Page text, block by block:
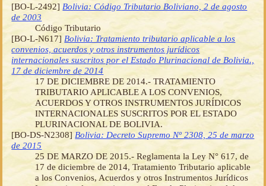
[BO-L-2492] Bolivia: Código Tributario Boliviano, 2 de agosto
de 2003
Código Tributario
[BO-L-N617] Bolivia: Tratamiento tributario aplicable a los
convenios, acuerdos y otros instrumentos jurídicos
internacionales suscritos por el Estado Plurinacional de Bolivia.,
17 de diciembre de 2014
17 DE DICIEMBRE DE 2014.- TRATAMIENTO
TRIBUTARIO APLICABLE A LOS CONVENIOS,
ACUERDOS Y OTROS INSTRUMENTOS JURÍDICOS
INTERNACIONALES SUSCRITOS POR EL ESTADO
PLURINACIONAL DE BOLIVIA.
[BO-DS-N2308] Bolivia: Decreto Supremo Nº 2308, 25 de marzo
de 2015
25 DE MARZO DE 2015.- Reglamenta la Ley N° 617, de
17 de diciembre de 2014, Tratamiento Tributario aplicable
a los Convenios, Acuerdos y otros Instrumentos Jurídicos